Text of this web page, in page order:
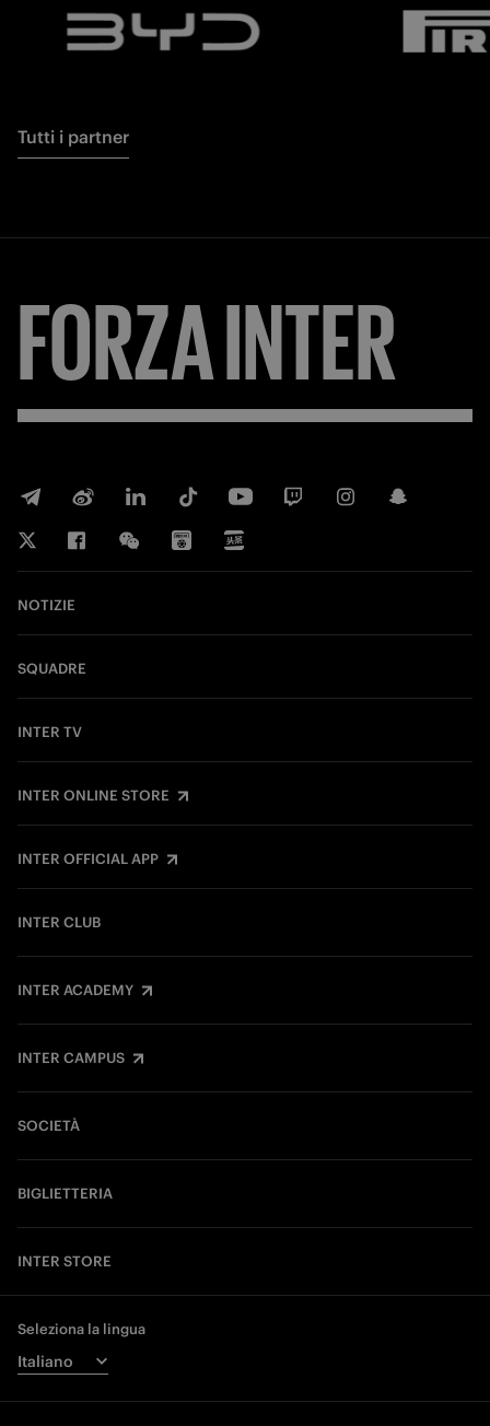
Tutti i partner
FORZAINTER
NOTIZIE
SQUADRE
INTER TV
INTER ONLINE STORE
INTER OFFICIAL APP
INTER CLUB
INTER ACADEMY
INTER CAMPUS
SOCIETÀ
BIGLIETTERIA
INTER STORE
Seleziona la lingua